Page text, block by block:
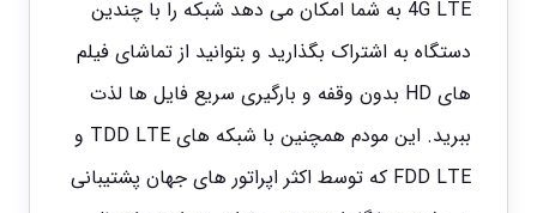
4G LTE به شما امکان می دهد شبکه را با چندین
دستگاه به اشتراک بگذارید و بتوانید از تماشای فیلم
های HD بدون وقفه و بارگیری سریع فایل ها لذت
ببرید. این مودم همچنین با شبکه های TDD LTE و
FDD LTE که توسط اکثر اپراتور های جهان پشتیبانی